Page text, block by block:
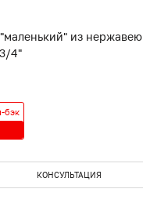
из
4"
бэк
КОНСУЛЬТАЦИЯ